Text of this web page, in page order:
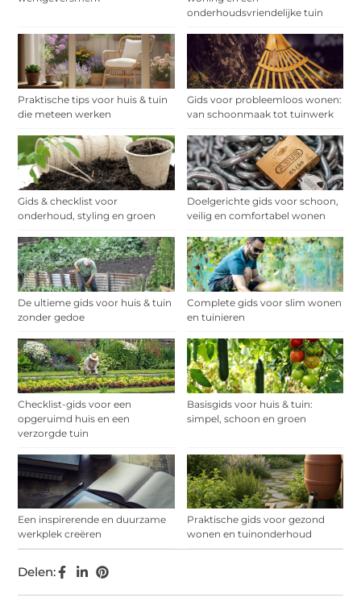
onderhoudsvriendelijke tuin
Praktische tips voor huis & tuin
die meteen werken
Gids voor probleemloos wonen:
van schoonmaak tot tuinwerk
Gids & checklist voor
onderhoud, styling en groen
Doelgerichte gids voor schoon,
veilig en comfortabel wonen
De ultieme gids voor huis & tuin
zonder gedoe
Complete gids voor slim wonen
en tuinieren
Checklist-gids voor een
opgeruimd huis en een
verzorgde tuin
Basisgids voor huis & tuin:
simpel, schoon en groen
Een inspirerende en duurzame
werkplek creëren
Praktische gids voor gezond
wonen en tuinonderhoud
Delen: